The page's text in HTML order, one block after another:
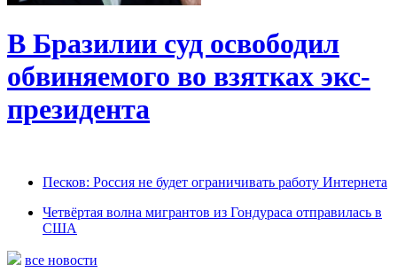
В Бразилии суд освободил
обвиняемого во взятках экс-
президента
Песков: Россия не будет ограничивать работу Интернета
Четвёртая волна мигрантов из Гондураса отправилась в
США
все новости